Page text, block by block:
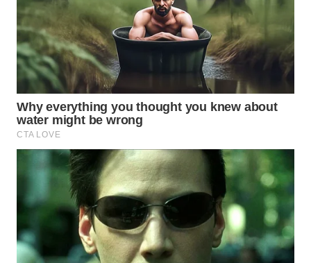
WN
BEKASI
WN
BOGOR
WN
DEPOK
TAPANULI
UTARA
SAMOSIR